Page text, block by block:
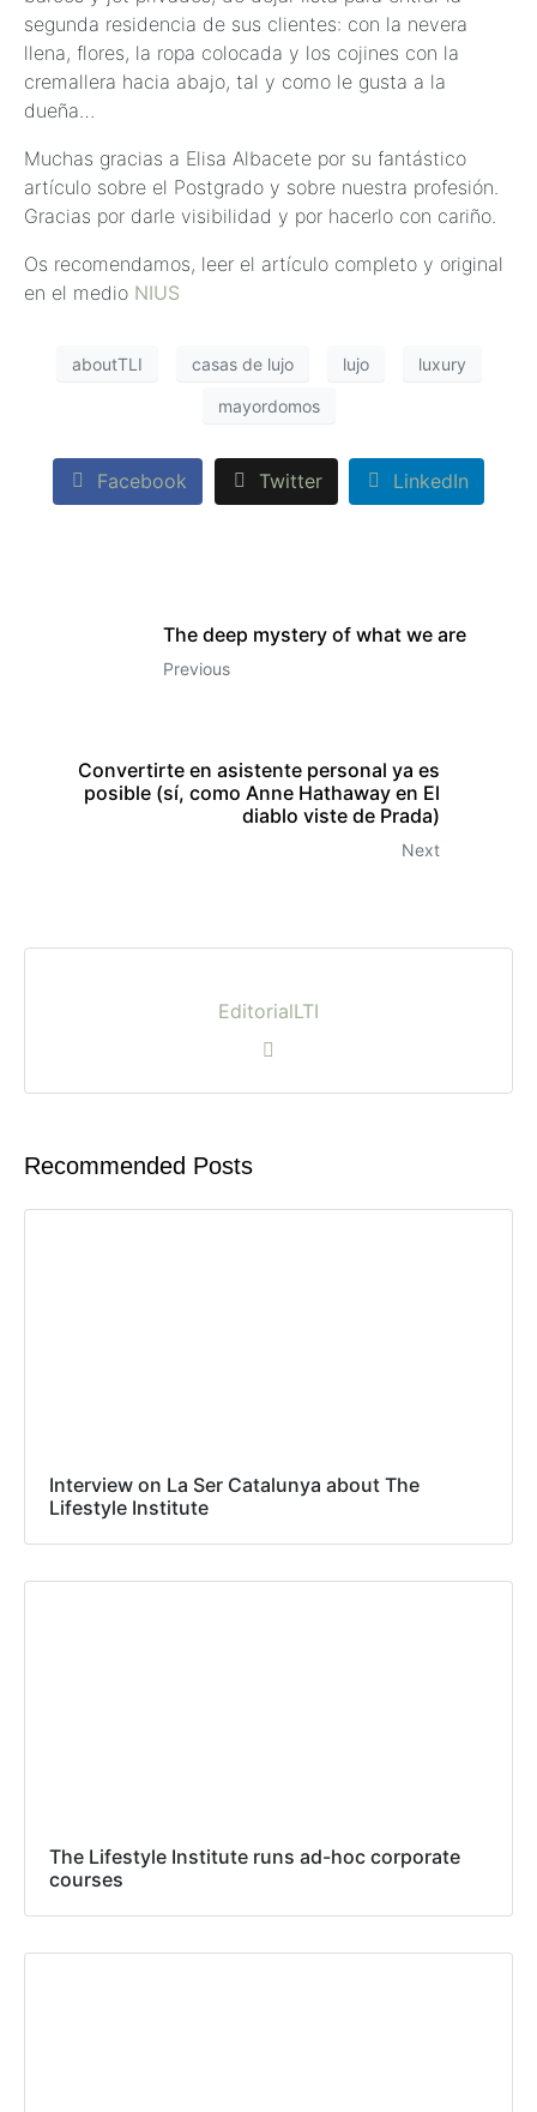
segunda residencia de sus clientes: con la nevera
llena, flores, la ropa colocada y los cojines con la
cremallera hacia abajo, tal y como le gusta a la
dueña…
Muchas gracias a Elisa Albacete por su fantástico
artículo sobre el Postgrado y sobre nuestra profesión.
Gracias por darle visibilidad y por hacerlo con cariño.
Os recomendamos, leer el artículo completo y original
en el medio NIUS
aboutTLI casas de lujo lujo luxury
mayordomos
Facebook Twitter LinkedIn
The deep mystery of what we are
Previous
Convertirte en asistente personal ya es
posible (sí, como Anne Hathaway en El
diablo viste de Prada)
Next
EditorialLTI
Recommended Posts
Interview on La Ser Catalunya about The
Lifestyle Institute
The Lifestyle Institute runs ad-hoc corporate
courses